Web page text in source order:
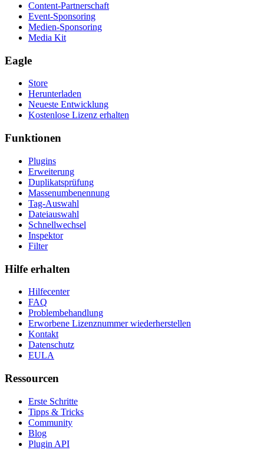
Content-Partnerschaft
Event-Sponsoring
Medien-Sponsoring
Media Kit
Eagle
Store
Herunterladen
Neueste Entwicklung
Kostenlose Lizenz erhalten
Funktionen
Plugins
Erweiterung
Duplikatsprüfung
Massenumbenennung
Tag-Auswahl
Dateiauswahl
Schnellwechsel
Inspektor
Filter
Hilfe erhalten
Hilfecenter
FAQ
Problembehandlung
Erworbene Lizenznummer wiederherstellen
Kontakt
Datenschutz
EULA
Ressourcen
Erste Schritte
Tipps & Tricks
Community
Blog
Plugin API